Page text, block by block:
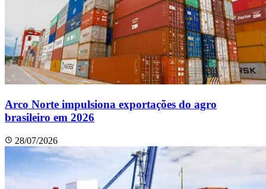
Arco Norte impulsiona exportações do agro
brasileiro em 2026
28/07/2026